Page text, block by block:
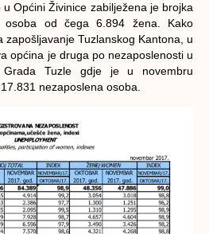
Općini Živinice zabilježena je brojka
osoba od čega 6.894 žena. Kako
zapošljavanje Tuzlanskog Kantona, u
općina je druga po nezaposlenosti u
Grada Tuzle gdje je u novembru
nezaposlena osoba.